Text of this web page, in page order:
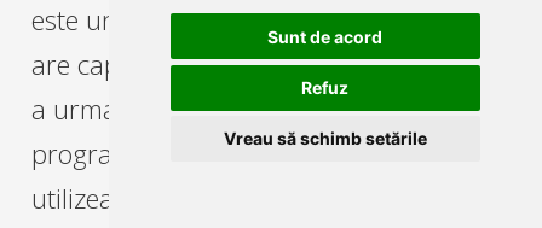
Sunt de acord
Refuz
Vreau să schimb setările
este un tip de inteligență artificială care
are capacitatea de a învăța din date fără
a urma instrucțiuni explicite de
programare. Sistemele de acest tip
utilizează algoritmi și modele statistice